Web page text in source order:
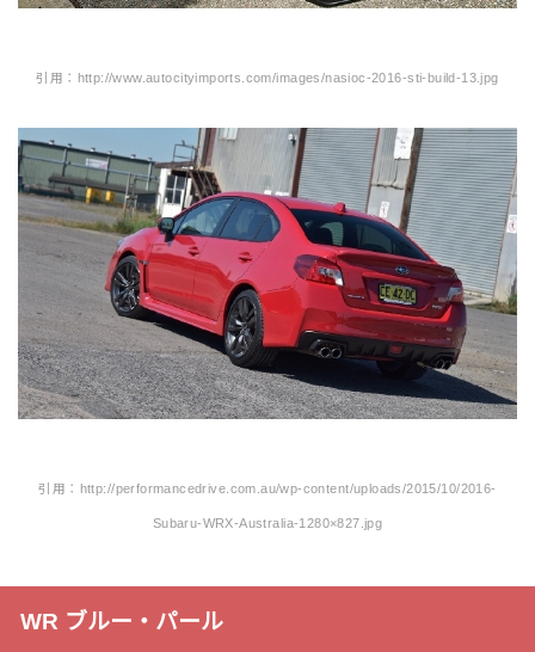
引用：http://www.autocityimports.com/images/nasioc-2016-sti-build-13.jpg
引用：http://performancedrive.com.au/wp-content/uploads/2015/10/2016-
Subaru-WRX-Australia-1280×827.jpg
WR ブルー・パール